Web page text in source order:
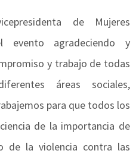
de Mujeres
evento agradeciendo y
y trabajo de todas
áreas sociales,
para que todos los
de la importancia de
de la violencia contra las